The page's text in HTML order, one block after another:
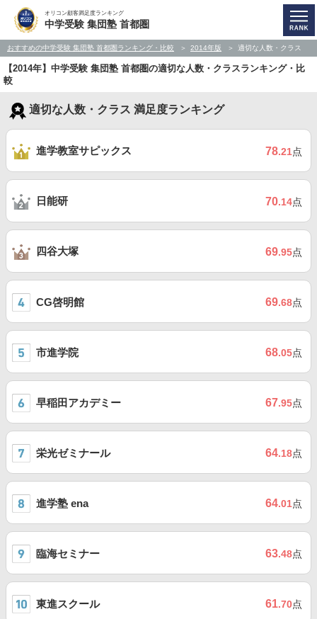
オリコン顧客満足度ランキング
中学受験 集団塾 首都圏
おすすめの中学受験 集団塾 首都圏ランキング・比較 2014年版 適切な人数・クラス
【2014年】中学受験 集団塾 首都圏の適切な人数・クラスランキング・比
較
適切な人数・クラス 満足度ランキング
進学教室サピックス 78.21点
日能研 70.14点
四谷大塚 69.95点
CG啓明館 69.68点
市進学院 68.05点
早稲田アカデミー 67.95点
栄光ゼミナール 64.18点
進学塾 ena 64.01点
臨海セミナー 63.48点
東進スクール 61.70点